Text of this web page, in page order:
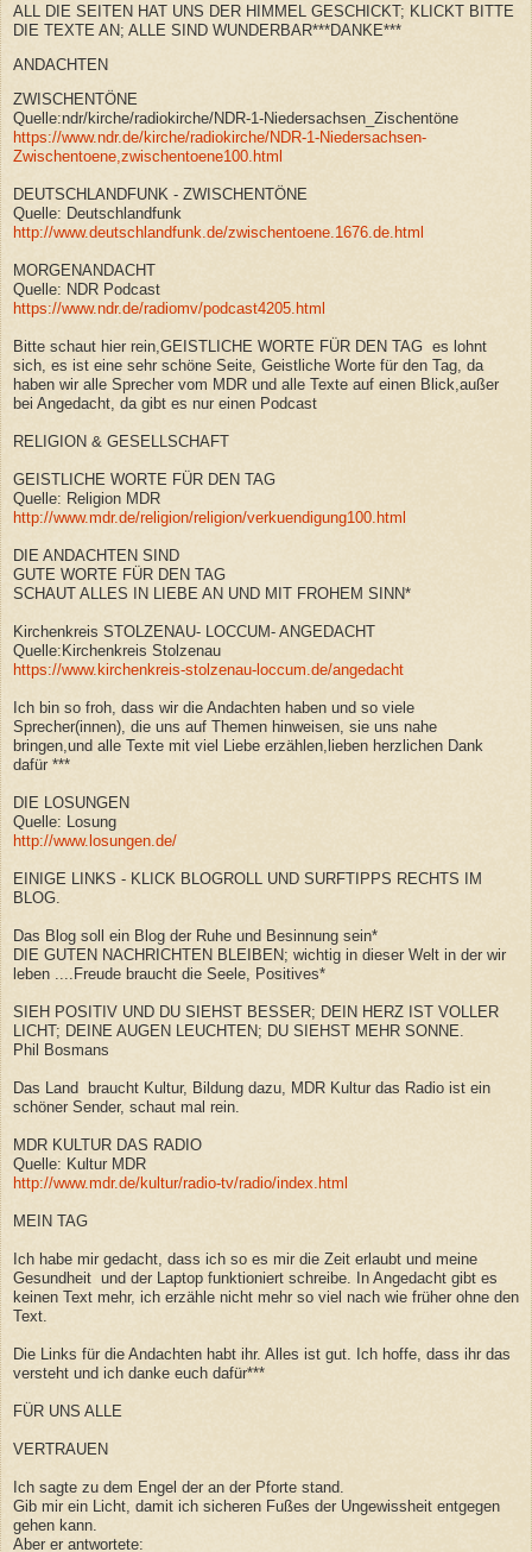
ALL DIE SEITEN HAT UNS DER HIMMEL GESCHICKT; KLICKT BITTE
DIE TEXTE AN; ALLE SIND WUNDERBAR***DANKE***
ANDACHTEN
ZWISCHENTÖNE
Quelle:ndr/kirche/radiokirche/NDR-1-Niedersachsen_Zischentöne
https://www.ndr.de/kirche/radiokirche/NDR-1-Niedersachsen-
Zwischentoene,zwischentoene100.html
DEUTSCHLANDFUNK - ZWISCHENTÖNE
Quelle: Deutschlandfunk
http://www.deutschlandfunk.de/zwischentoene.1676.de.html
MORGENANDACHT
Quelle: NDR Podcast
https://www.ndr.de/radiomv/podcast4205.html
Bitte schaut hier rein,GEISTLICHE WORTE FÜR DEN TAG es lohnt
sich, es ist eine sehr schöne Seite, Geistliche Worte für den Tag, da
haben wir alle Sprecher vom MDR und alle Texte auf einen Blick,außer
bei Angedacht, da gibt es nur einen Podcast
RELIGION & GESELLSCHAFT
GEISTLICHE WORTE FÜR DEN TAG
Quelle: Religion MDR
http://www.mdr.de/religion/religion/verkuendigung100.html
DIE ANDACHTEN SIND
GUTE WORTE FÜR DEN TAG
SCHAUT ALLES IN LIEBE AN UND MIT FROHEM SINN*
Kirchenkreis STOLZENAU- LOCCUM- ANGEDACHT
Quelle:Kirchenkreis Stolzenau
https://www.kirchenkreis-stolzenau-loccum.de/angedacht
Ich bin so froh, dass wir die Andachten haben und so viele
Sprecher(innen), die uns auf Themen hinweisen, sie uns nahe
bringen,und alle Texte mit viel Liebe erzählen,lieben herzlichen Dank
dafür ***
DIE LOSUNGEN
Quelle: Losung
http://www.losungen.de/
EINIGE LINKS - KLICK BLOGROLL UND SURFTIPPS RECHTS IM
BLOG.
Das Blog soll ein Blog der Ruhe und Besinnung sein*
DIE GUTEN NACHRICHTEN BLEIBEN; wichtig in dieser Welt in der wir
leben ....Freude braucht die Seele, Positives*
SIEH POSITIV UND DU SIEHST BESSER; DEIN HERZ IST VOLLER
LICHT; DEINE AUGEN LEUCHTEN; DU SIEHST MEHR SONNE.
Phil Bosmans
Das Land braucht Kultur, Bildung dazu, MDR Kultur das Radio ist ein
schöner Sender, schaut mal rein.
MDR KULTUR DAS RADIO
Quelle: Kultur MDR
http://www.mdr.de/kultur/radio-tv/radio/index.html
MEIN TAG
Ich habe mir gedacht, dass ich so es mir die Zeit erlaubt und meine
Gesundheit und der Laptop funktioniert schreibe. In Angedacht gibt es
keinen Text mehr, ich erzähle nicht mehr so viel nach wie früher ohne den
Text.
Die Links für die Andachten habt ihr. Alles ist gut. Ich hoffe, dass ihr das
versteht und ich danke euch dafür***
FÜR UNS ALLE
VERTRAUEN
Ich sagte zu dem Engel der an der Pforte stand.
Gib mir ein Licht, damit ich sicheren Fußes der Ungewissheit entgegen
gehen kann.
Aber er antwortete: